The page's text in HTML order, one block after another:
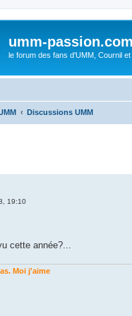
umm-passion.com
le forum des fans d'UMM, Cournil et
Discussions UMM
19:10
cette année?...
Moi j'aime